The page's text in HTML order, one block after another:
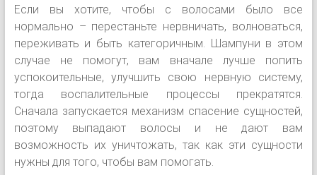
Если вы хотите, чтобы с волосами было все
нормально – перестаньте нервничать, волноваться,
переживать и быть категоричным. Шампуни в этом
случае не помогут, вам вначале лучше попить
успокоительные, улучшить свою нервную систему,
тогда воспалительные процессы прекратятся.
Сначала запускается механизм спасение сущностей,
поэтому выпадают волосы и не дают вам
возможность их уничтожать, так как эти сущности
нужны для того, чтобы вам помогать.